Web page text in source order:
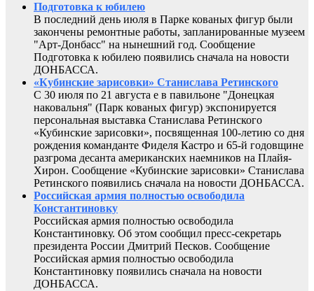
Подготовка к юбилею
В последний день июля в Парке кованых фигур были
закончены ремонтные работы, запланированные музеем
"Арт-Донбасс" на нынешний год. Сообщение
Подготовка к юбилею появились сначала на новости
ДОНБАССА.
«Кубинские зарисовки» Станислава Ретинского
С 30 июля по 21 августа е в павильоне "Донецкая
наковальня" (Парк кованых фигур) экспонируется
персональная выставка Станислава Ретинского
«Кубинские зарисовки», посвященная 100-летию со дня
рождения команданте Фиделя Кастро и 65-й годовщине
разгрома десанта американских наемников на Плайя-
Хирон. Сообщение «Кубинские зарисовки» Станислава
Ретинского появились сначала на новости ДОНБАССА.
Российская армия полностью освободила
Константиновку
Российская армия полностью освободила
Константиновку. Об этом сообщил пресс-секретарь
президента России Дмитрий Песков. Сообщение
Российская армия полностью освободила
Константиновку появились сначала на новости
ДОНБАССА.